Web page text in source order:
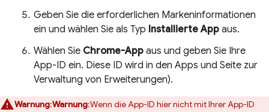
Geben Sie die erforderlichen Markeninformationen
ein und wählen Sie als Typ Installierte App aus.
Wählen Sie Chrome-App aus und geben Sie Ihre
App-ID ein. Diese ID wird in den Apps und Seite zur
Verwaltung von Erweiterungen).
Warnung:Warnung:Wenn die App-ID hier nicht mit Ihrer App-ID